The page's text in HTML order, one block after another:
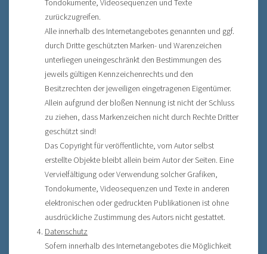
Tondokumente, Videosequenzen und Texte
zurückzugreifen.
Alle innerhalb des Internetangebotes genannten und ggf.
durch Dritte geschützten Marken- und Warenzeichen
unterliegen uneingeschränkt den Bestimmungen des
jeweils gültigen Kennzeichenrechts und den
Besitzrechten der jeweiligen eingetragenen Eigentümer.
Allein aufgrund der bloßen Nennung ist nicht der Schluss
zu ziehen, dass Markenzeichen nicht durch Rechte Dritter
geschützt sind!
Das Copyright für veröffentlichte, vom Autor selbst
erstellte Objekte bleibt allein beim Autor der Seiten. Eine
Vervielfältigung oder Verwendung solcher Grafiken,
Tondokumente, Videosequenzen und Texte in anderen
elektronischen oder gedruckten Publikationen ist ohne
ausdrückliche Zustimmung des Autors nicht gestattet.
Datenschutz
Sofern innerhalb des Internetangebotes die Möglichkeit